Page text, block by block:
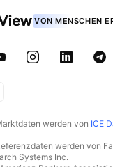
VON MENSCHEN
werden von ICE
werden von
Systems Inc.